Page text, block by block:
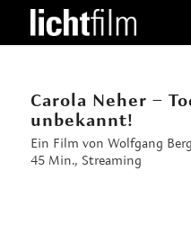
Carola Neher –
unbekannt!
Ein Film von Wolfgang
45 Min., Streaming